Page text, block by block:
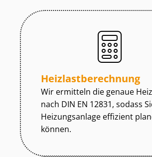
Heiz­last­be­rech­nung
Wir ermitteln die genaue
nach DIN EN 12831, sodass
Heizungsanlage effizient
können.